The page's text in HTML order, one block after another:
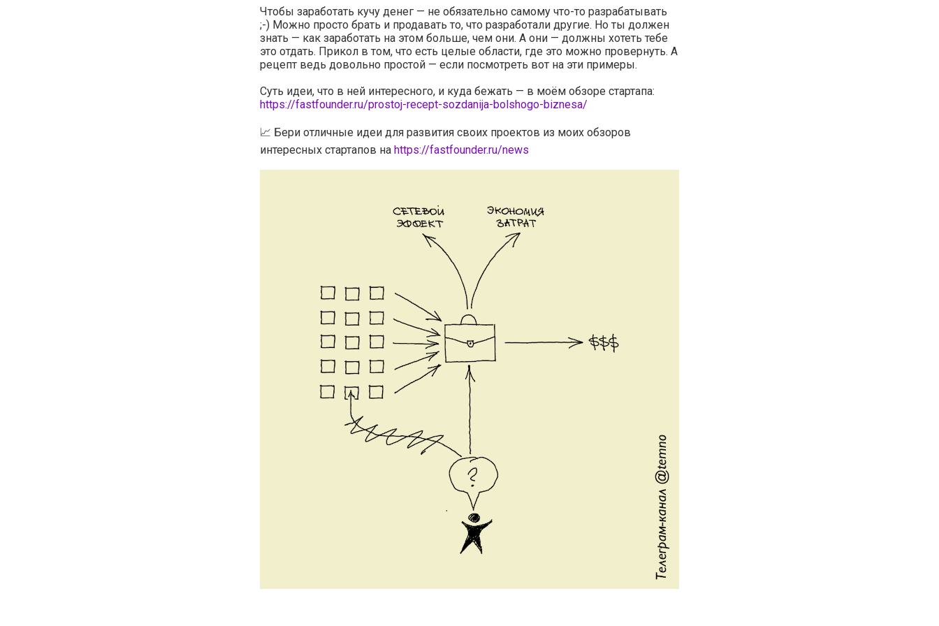
Чтобы заработать кучу денег — не обязательно самому что-то разрабатывать
;-) Можно просто брать и продавать то, что разработали другие. Но ты должен
знать — как заработать на этом больше, чем они. А они — должны хотеть тебе
это отдать. Прикол в том, что есть целые области, где это можно провернуть. А
рецепт ведь довольно простой — если посмотреть вот на эти примеры.
Суть идеи, что в ней интересного, и куда бежать — в моём обзоре стартапа:
https://fastfounder.ru/prostoj-recept-sozdanija-bolshogo-biznesa/
📈 Бери отличные идеи для развития своих проектов из моих обзоров
интересных стартапов на https://fastfounder.ru/news